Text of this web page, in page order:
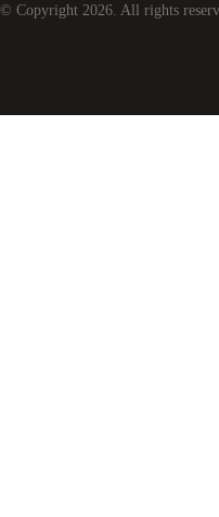
© Copyright 2026 . All rights